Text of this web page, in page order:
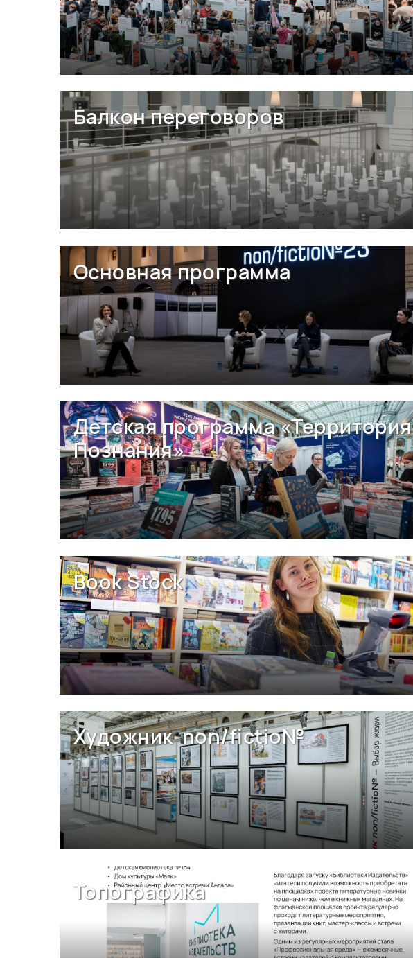
Балкон переговоров
Основная программа
Детская программа «Территория
Познания»
Book Stock
Художник non/fictio№
Топографика